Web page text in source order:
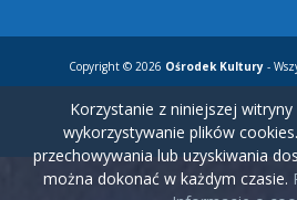
Copyright © 2026 Ośrodek Kultury -
Korzystanie z niniejszej
wykorzystywanie plików
przechowywania lub uzyskiwania
można dokonać w każdym czasie.